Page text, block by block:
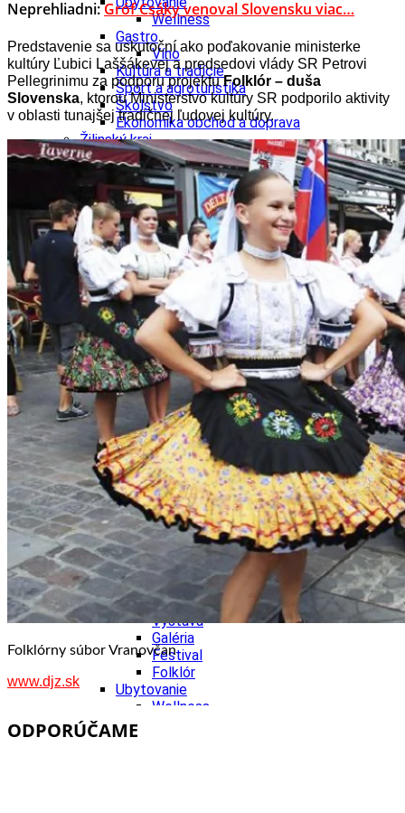
Wellness
Gastro
Víno
Kultúra a tradície
Šport a agroturistika
Školstvo
Ekonomika obchod a doprava
Žilinský kraj
Tipy
Výlet
Turistika
Cyklistika
Hrady
Podujatia
Výstava
Galéria
Festival
Folklór
Koncert
Ubytovanie
Pobyty
Wellness
Gastro
Kultúra a tradície
Kúpele
Šport a agroturistika
Školstvo
Ekonomika obchod a doprava
Banskobystrický kraj
Tipy
Výlet
Turistika
Cyklistika
Hrady
Podujatia
Výstava
Galéria
Festival
Folklór
Ubytovanie
Wellness
Gastro
Neprehliadni:Gróf Csáky venoval Slovensku viac…
Predstavenie sa uskutoční ako poďakovanie ministerke
kultúry Ľubici Laššákevej a predsedovi vlády SR Petrovi
Pellegrinimu za podporu projektuFo lklór – duša
Slovenska, ktorou Ministerstvo kultúry SR podporilo aktivity
v oblasti tunajšej tradičnej ľudovej kultúry.
Folklórny súbor Vranovčan
www.djz.sk
ODPORÚČAME